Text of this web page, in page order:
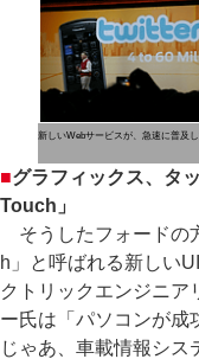
新しいWebサービスが、急速に普及
■グラフィックス、タ
Touch」
そうしたフォードの
h」と呼ばれる新しい
クトリックエンジニア
ー氏は「パソコンが成
じゃあ、車載情報シス